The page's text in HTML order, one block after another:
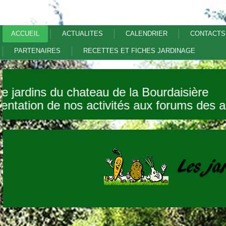
ACCUEIL ACTUALITES CALENDRIER CONTACTS
PARTENAIRES RECETTES ET FICHES JARDINAGE
jardins du chateau de la Bourdaisière
de nos activités aux forums